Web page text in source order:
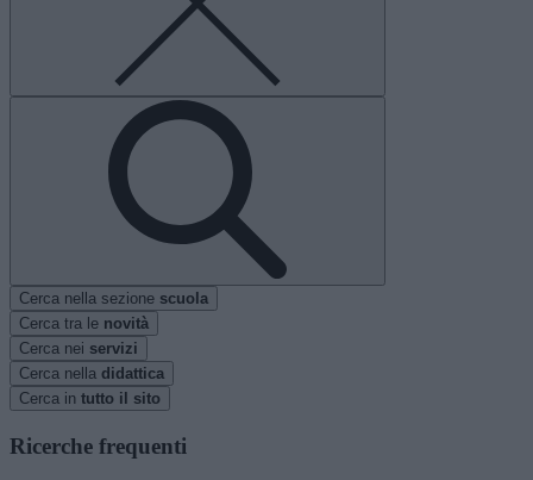
Cerca nella sezione scuola
Cerca tra le novità
Cerca nei servizi
Cerca nella didattica
Cerca in tutto il sito
Ricerche frequenti